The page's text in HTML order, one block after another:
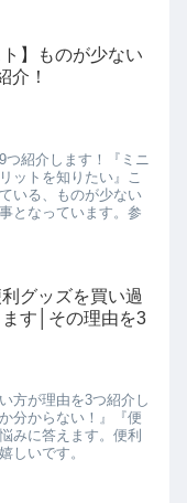
ト】ものが少ない
介！
つ紹介します！『ミニ
ットを知りたい』こ
いる、ものが少ない
となっています。参
利グッズを買い過
す│その理由を3
方が理由を3つ紹介し
分からない！』『便
みに答えます。便利
しいです。